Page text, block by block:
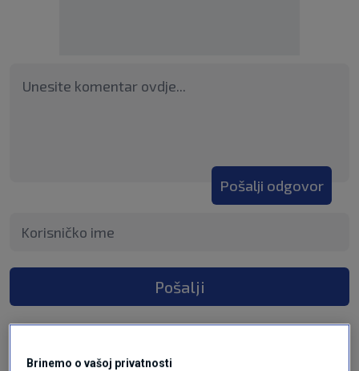
Pošalji odgovor
Pošalji
Brinemo o vašoj privatnosti